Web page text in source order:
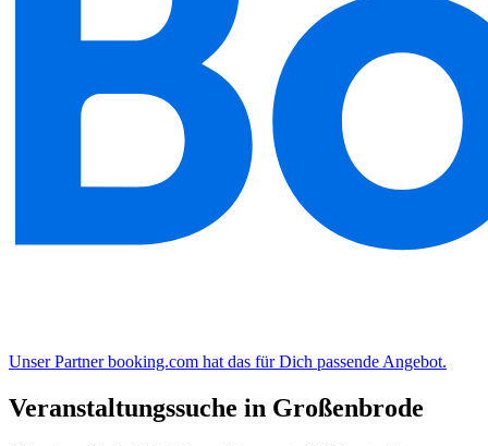
Unser Partner booking.com hat das für Dich passende Angebot.
Veranstaltungssuche in Großenbrode